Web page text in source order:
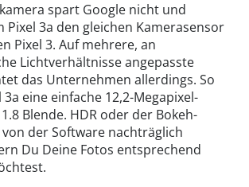
spart Google nicht und
Pixel 3a den gleichen Kamerasensor
Pixel 3. Auf mehrere, an
Lichtverhältnisse angepasste
das Unternehmen allerdings. So
eine einfache 12,2-Megapixel-
Blende. HDR oder der Bokeh-
der Software nachträglich
Du Deine Fotos entsprechend